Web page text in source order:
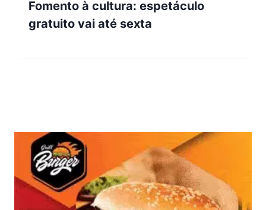
Fomento à cultura: espetáculo
gratuito vai até sexta